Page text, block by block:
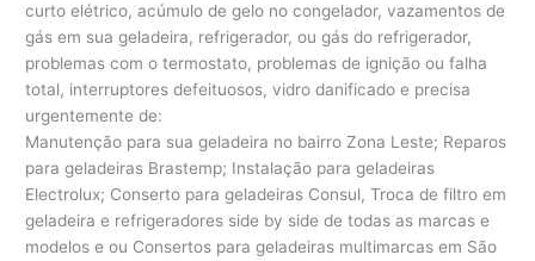
curto elétrico, acúmulo de gelo no congelador, vazamentos de
gás em sua geladeira, refrigerador, ou gás do refrigerador,
problemas com o termostato, problemas de ignição ou falha
total, interruptores defeituosos, vidro danificado e precisa
urgentemente de:
Manutenção para sua geladeira no bairro Zona Leste; Reparos
para geladeiras Brastemp; Instalação para geladeiras
Electrolux; Conserto para geladeiras Consul, Troca de filtro em
geladeira e refrigeradores side by side de todas as marcas e
modelos e ou Consertos para geladeiras multimarcas em São